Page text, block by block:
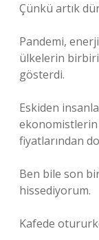
Çünkü artık
Pandemi,
ülkelerin
gösterdi.
Eskiden
ekonomistlerin
fiyatlarından
Ben bile son
hissediyorum.
Kafede